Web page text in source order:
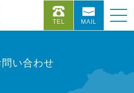
TEL MAIL
問い合わせ